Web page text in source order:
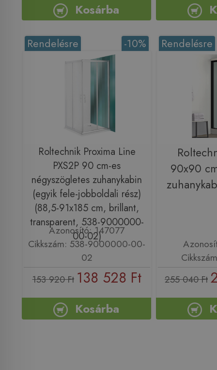
Kosárba
-10%
Rendelésre
Roltechnik Proxima Line
PXS2P 90 cm-es
négyszögletes zuhanykabin
(egyik fele-jobboldali rész)
(88,5-91x185 cm, brillant,
transparent, 538-9000000-
00-02)
Azonosító: 147077
Cikkszám: 538-9000000-00-
02
153 920 Ft 138 528 Ft
Kosárba
Rendelésre
90x90
255 040 Ft